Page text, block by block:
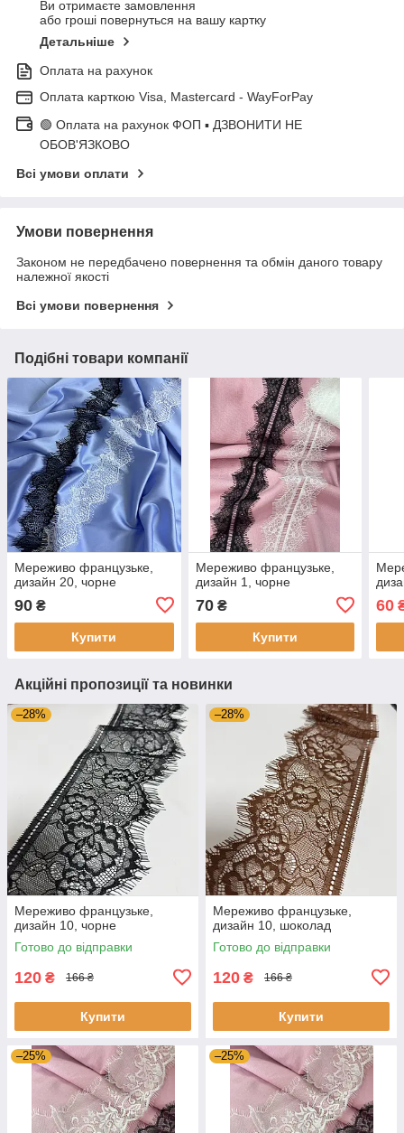
Ви отримаєте замовлення
або гроші повернуться на вашу картку
Детальніше
Оплата на рахунок
Оплата карткою Visa, Mastercard - WayForPay
🟢 Оплата на рахунок ФОП ▪ ДЗВОНИТИ НЕ
ОБОВ'ЯЗКОВО
Всі умови оплати
Умови повернення
Законом не передбачено повернення та обмін даного товару
належної якості
Всі умови повернення
Подібні товари компанії
Мереживо французьке,
дизайн 20, чорне
90 ₴
Купити
Мереживо французьке,
дизайн 1, чорне
70₴
Купити
60
Акційні пропозиції та новинки
–28%
Мереживо французьке,
дизайн 10, чорне
Готово до відправки
120 ₴ 166 ₴
Купити
–28%
Мереживо французьке,
дизайн 10, шоколад
Готово до відправки
120 ₴ 166 ₴
Купити
–25% –25%